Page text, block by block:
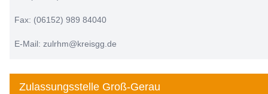
Fax: (06152) 989 84040
E-Mail: zulrhm@kreisgg.de
Zulassungsstelle Groß-Gerau